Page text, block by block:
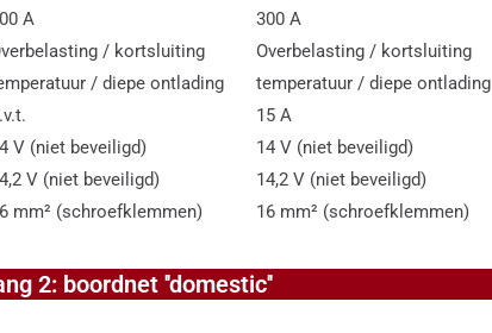
A
/ kortsluiting
/ diepe ontlading
V (niet beveiligd)
V (niet beveiligd)
mm² (schroefklemmen)
300 A
Overbelasting / kortsluiting
temperatuur / diepe ontlading
15 A
14 V (niet beveiligd)
14,2 V (niet beveiligd)
16 mm² (schroefklemmen)
2: boordnet ''domestic''